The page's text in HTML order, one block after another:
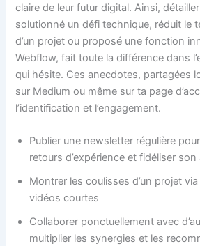
claire de leur futur digital. Ainsi,
solutionné un défi technique, réduit le
d’un projet ou proposé une fonction
Webflow, fait toute la différence dans
qui hésite. Ces anecdotes, partagées
sur Medium ou même sur ta page
l’identification et l’engagement.
Publier une newsletter régulière
retours d’expérience et fidéliser son
Montrer les coulisses d’un projet
vidéos courtes
Collaborer ponctuellement avec
multiplier les synergies et les